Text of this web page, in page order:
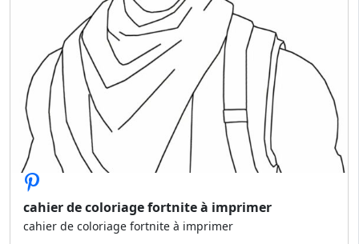
cahier de coloriage fortnite à imprimer
cahier de coloriage fortnite à imprimer